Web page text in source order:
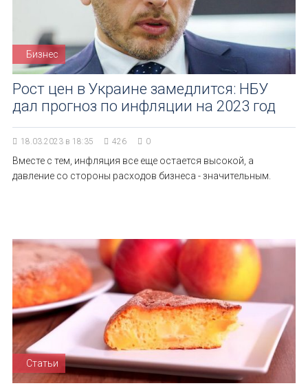
Бизнес
Рост цен в Украине замедлится: НБУ
дал прогноз по инфляции на 2023 год
18.03.2023 в 18:35 426 0
Вместе с тем, инфляция все еще остается высокой, а
давление со стороны расходов бизнеса - значительным.
Статьи